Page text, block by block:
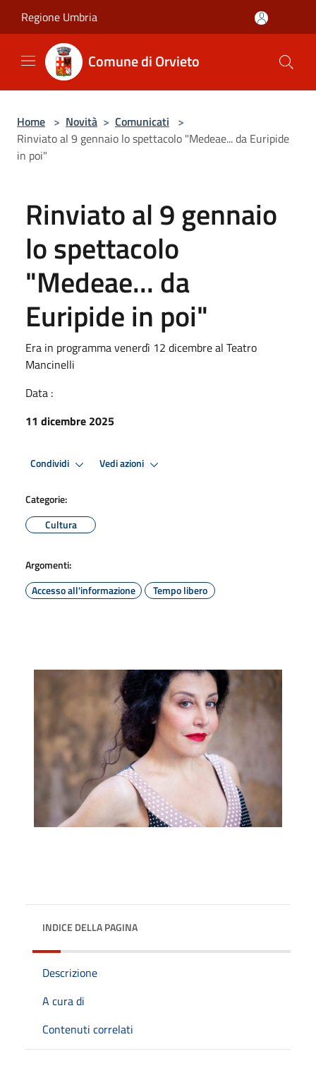
Regione Umbria
Comune di Orvieto
Home > Novità > Comunicati >
Rinviato al 9 gennaio lo spettacolo "Medeae... da Euripide
in poi"
Rinviato al 9 gennaio
lo spettacolo
"Medeae... da
Euripide in poi"
Era in programma venerdì 12 dicembre al Teatro
Mancinelli
Data :
11 dicembre 2025
Condividi Vedi azioni
Categorie:
Cultura
Argomenti:
Accesso all'informazione
Tempo libero
INDICE DELLA PAGINA
Descrizione
A cura di
Contenuti correlati